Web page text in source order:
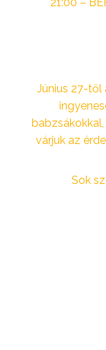
Június 27-től
várjuk az
Sok